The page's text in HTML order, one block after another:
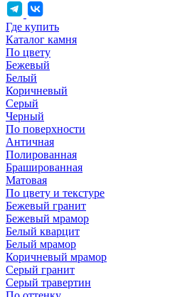
Где купить
Каталог камня
По цвету
Бежевый
Белый
Коричневый
Серый
Черный
По поверхности
Античная
Полированная
Брашированная
Матовая
По цвету и текстуре
Бежевый гранит
Бежевый мрамор
Белый кварцит
Белый мрамор
Коричневый мрамор
Серый гранит
Серый травертин